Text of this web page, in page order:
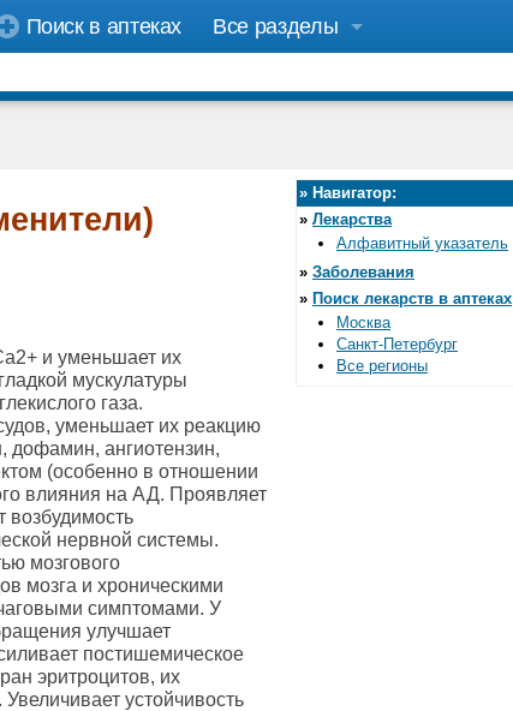
Поиск в аптеках
Все разделы
и уменьшает их
мускулатуры
газа.
уменьшает их реакцию
дофамин, ангиотензин,
(особенно в отношении
влияния на АД. Проявляет
возбудимость
нервной системы.
мозгового
мозга и хроническими
симптомами. У
улучшает
постишемическое
эритроцитов, их
устойчивость
» Навигатор:
» Лекарства
Алфавитный указатель
» Заболевания
» Поиск лекарств в аптеках
Москва
Санкт-Петербург
Все регионы